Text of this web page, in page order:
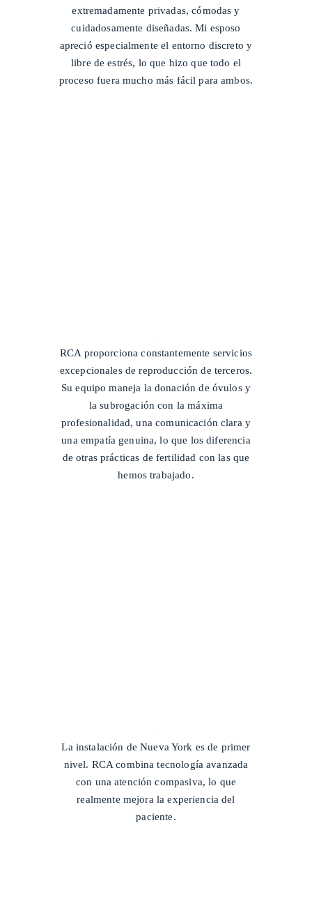
extremadamente privadas, cómodas y
cuidadosamente diseñadas. Mi esposo
apreció especialmente el entorno discreto y
libre de estrés, lo que hizo que todo el
proceso fuera mucho más fácil para ambos.
RCA proporciona constantemente servicios
excepcionales de reproducción de terceros.
Su equipo maneja la donación de óvulos y
la subrogación con la máxima
profesionalidad, una comunicación clara y
una empatía genuina, lo que los diferencia
de otras prácticas de fertilidad con las que
hemos trabajado.
La instalación de Nueva York es de primer
nivel. RCA combina tecnología avanzada
con una atención compasiva, lo que
realmente mejora la experiencia del
paciente.